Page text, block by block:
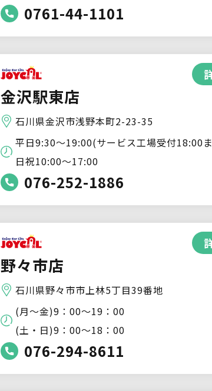
0761-44-1101
金沢駅東店
石川県金沢市浅野本町2-23-35
平日9:30〜19:00(サービス工場受付18:00
日祝10:00〜17:00
076-252-1886
野々市店
石川県野々市市上林5丁目39番地
(月～金)9：00～19：00
(土・日)9：00～18：00
076-294-8611